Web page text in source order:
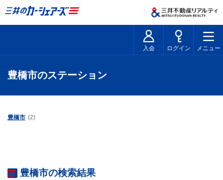
入会 ログイン メニュー
豊橋市のステーション
豊橋市 (2)
豊橋市の検索結果